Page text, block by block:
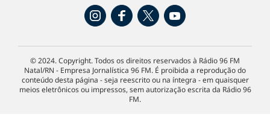
© 2024. Copyright. Todos os direitos reservados à Rádio 96 FM
Natal/RN - Empresa Jornalística 96 FM. É proibida a reprodução do
conteúdo desta página - seja reescrito ou na íntegra - em quaisquer
meios eletrônicos ou impressos, sem autorização escrita da Rádio 96
FM.